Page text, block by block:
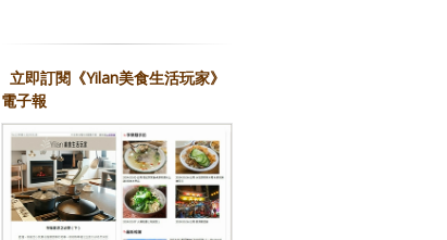
立即訂閱《Yilan美食生活玩家》
電子報